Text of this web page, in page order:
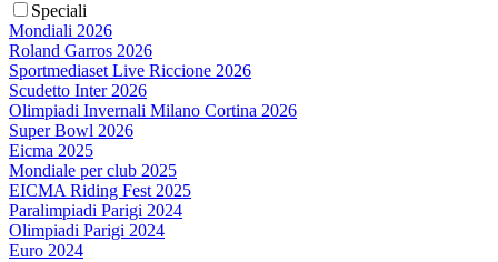
Speciali
Mondiali 2026
Roland Garros 2026
Sportmediaset Live Riccione 2026
Scudetto Inter 2026
Olimpiadi Invernali Milano Cortina 2026
Super Bowl 2026
Eicma 2025
Mondiale per club 2025
EICMA Riding Fest 2025
Paralimpiadi Parigi 2024
Olimpiadi Parigi 2024
Euro 2024